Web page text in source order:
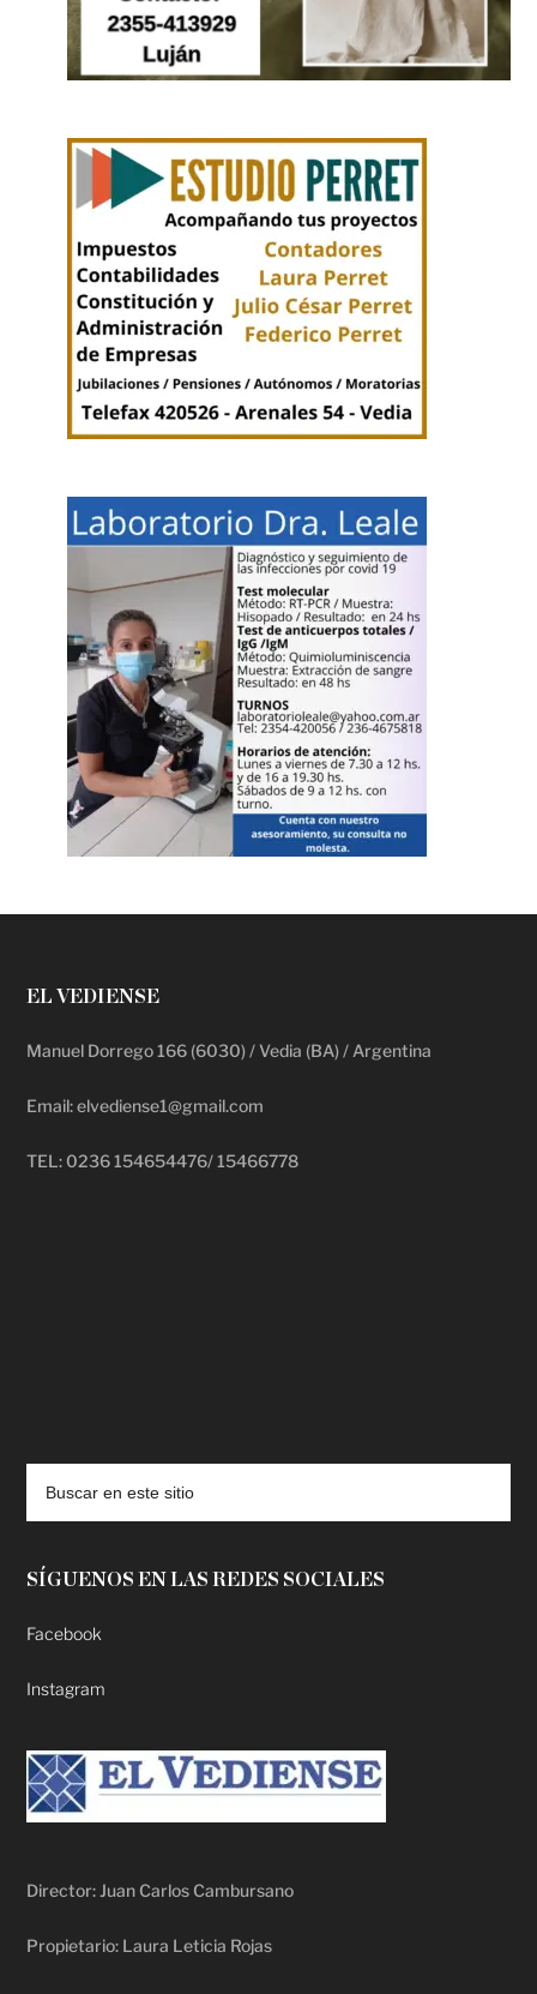
EL VEDIENSE
Manuel Dorrego 166 (6030) / Vedia (BA) / Argentina
Email: elvediense1@gmail.com
TEL: 0236 154654476/ 15466778
SÍGUENOS EN LAS REDES SOCIALES
Facebook
Instagram
Director: Juan Carlos Cambursano
Propietario: Laura Leticia Rojas